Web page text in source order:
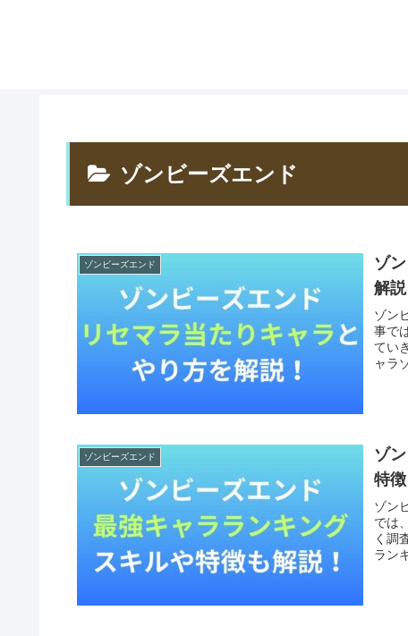
ゾンビーズエンド
ゾンビーズエンド
ゾ
解説
ゾン
事で
てい
ャラ
ゾンビーズエンド
ゾ
特徴
ゾン
では
く調
ラン